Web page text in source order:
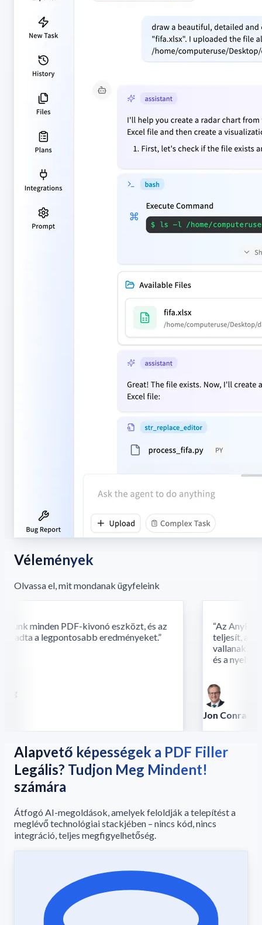
Vélemények
Olvassa el, mit mondanak ügyfeleink
minden PDF-kivonó eszközt, és az
adta a legpontosabb eredményeket.”
Az
teljesít, ahol
vallanak. A
és a nyelv
Jon Conradt
Alapvető képességek a PDF Filler
Legális? Tudjon Meg Mindent!
számára
Átfogó AI-megoldások, amelyek feloldják a telepítést a
meglévő technológiai stackjében – nincs kód, nincs
integráció, teljes megfigyelhetőség.